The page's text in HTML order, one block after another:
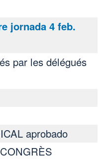
jornada 4 feb.
par les délégués
aprobado